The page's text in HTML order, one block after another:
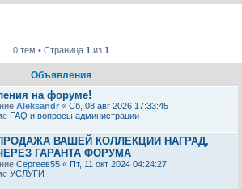
0 тем • Страница 1 из 1
Объявления
на форуме!
Aleksandr « Сб, 08 авг 2026 17:33:45
FAQ и вопросы администрации
ВАШЕЙ КОЛЛЕКЦИИ НАГРАД,
ГАРАНТА ФОРУМА
Сергеев55 « Пт, 11 окт 2024 04:24:27
УСЛУГИ